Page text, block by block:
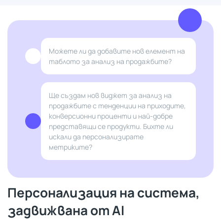
Можете ли да добавите нов елемент на
таблото за анализ на продажбите?
Ще създам нов виджет за анализ на
продажбите с тенденции на приходите,
конверсионни проценти и най-добре
представящи се продукти. Бихте ли
искали да персонализирате
метриките?
Персонализация на система,
задвижвана от AI